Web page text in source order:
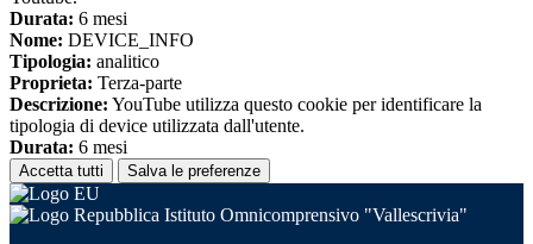
Durata: 6 mesi
Nome: DEVICE_INFO
Tipologia: analitico
Proprieta: Terza-parte
Descrizione: YouTube utilizza questo cookie per identificare la
tipologia di device utilizzata dall'utente.
Durata: 6 mesi
Accetta tutti Salva le preferenze
Istituto Omnicomprensivo "Vallescrivia"